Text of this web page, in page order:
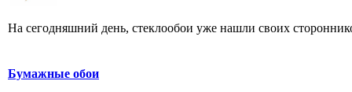
На сегодняшний день, стеклообои уже нашли своих
Бумажные обои